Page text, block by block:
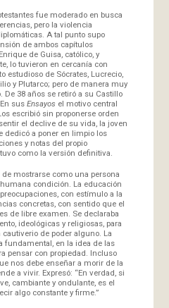
fue moderado en busca
pero la violencia
A tal punto supo
de ambos capítulos
de Guisa, católico, y
lo tuvieron en cercanía con
estudioso de Sócrates, Lucrecio,
y Plutarco; pero de manera muy
De 38 años se retiró a su Castillo
sus Ensayos el motivo central
escribió sin proponerse orden
el declive de su vida, la joven
dedicó a poner en limpio los
y notas del propio
como la versión definitiva.
mostrarse como una persona
condición. La educación
con estímulo a la
concretas, con sentido que el
de libre examen. Se declaraba
ideológicas y religiosas, para
de poder alguno. La
fundamental, en la idea de las
pensar con propiedad. Incluso
nos debe enseñar a morir de la
a vivir. Expresó: “En verdad, si
cambiante y ondulante, es el
algo constante y firme.”